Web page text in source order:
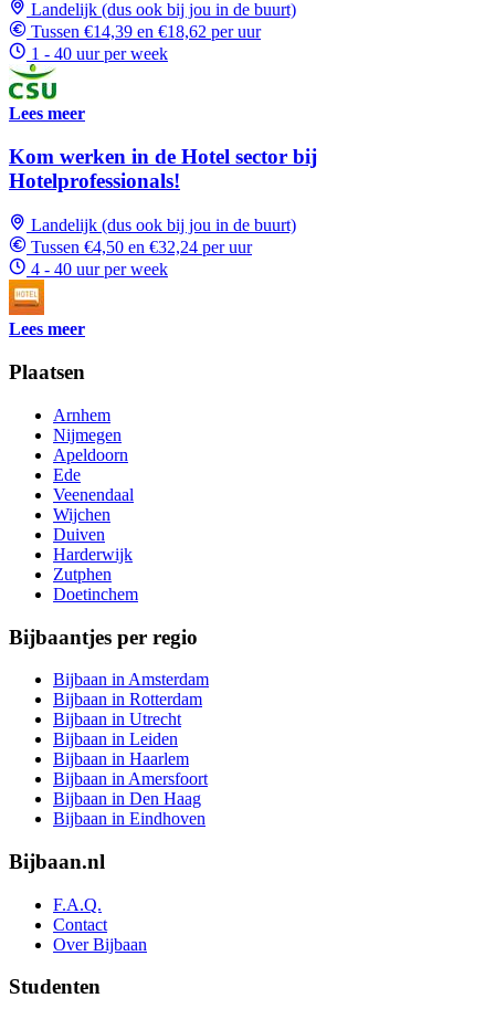
Landelijk (dus ook bij jou in de buurt)
Tussen €14,39 en €18,62 per uur
1 - 40 uur per week
Lees meer
Kom werken in de Hotel sector bij
Hotelprofessionals!
Landelijk (dus ook bij jou in de buurt)
Tussen €4,50 en €32,24 per uur
4 - 40 uur per week
Lees meer
Plaatsen
Arnhem
Nijmegen
Apeldoorn
Ede
Veenendaal
Wijchen
Duiven
Harderwijk
Zutphen
Doetinchem
Bijbaantjes per regio
Bijbaan in Amsterdam
Bijbaan in Rotterdam
Bijbaan in Utrecht
Bijbaan in Leiden
Bijbaan in Haarlem
Bijbaan in Amersfoort
Bijbaan in Den Haag
Bijbaan in Eindhoven
Bijbaan.nl
F.A.Q.
Contact
Over Bijbaan
Studenten